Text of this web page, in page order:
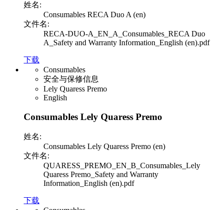
姓名:
Consumables RECA Duo A (en)
文件名:
RECA-DUO-A_EN_A_Consumables_RECA Duo
A_Safety and Warranty Information_English (en).pdf
下载
Consumables
安全与保修信息
Lely Quaress Premo
English
Consumables Lely Quaress Premo
姓名:
Consumables Lely Quaress Premo (en)
文件名:
QUARESS_PREMO_EN_B_Consumables_Lely
Quaress Premo_Safety and Warranty
Information_English (en).pdf
下载